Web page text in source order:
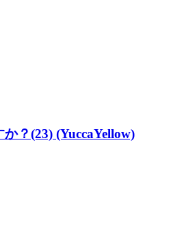
？(23) (YuccaYellow)